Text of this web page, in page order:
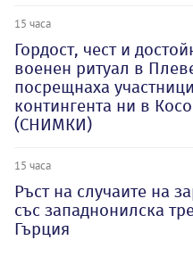
15 часа
Гордост, чест и
военен ритуал в
посрещнаха
контингента ни в
(СНИМКИ)
15 часа
Ръст на случаите на
със западнонилска
Гърция